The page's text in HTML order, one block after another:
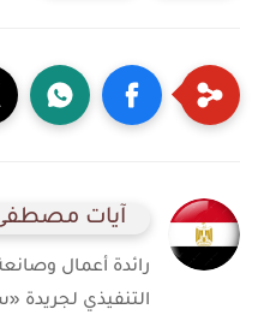
آيات
رائدة أعمال
التنفيذي لجريدة